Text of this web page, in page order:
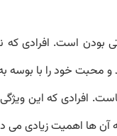
بودن است. افرادی
و محبت خود را با بوسه
افرادی که این
آن ها اهمیت زیادی می